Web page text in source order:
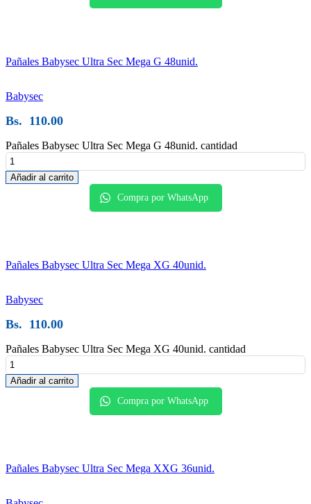
Pañales Babysec Ultra Sec Mega G 48unid.
Babysec
Bs. 110.00
Pañales Babysec Ultra Sec Mega G 48unid. cantidad
Añadir al carrito
Compra por WhatsApp
Pañales Babysec Ultra Sec Mega XG 40unid.
Babysec
Bs. 110.00
Pañales Babysec Ultra Sec Mega XG 40unid. cantidad
Añadir al carrito
Compra por WhatsApp
Pañales Babysec Ultra Sec Mega XXG 36unid.